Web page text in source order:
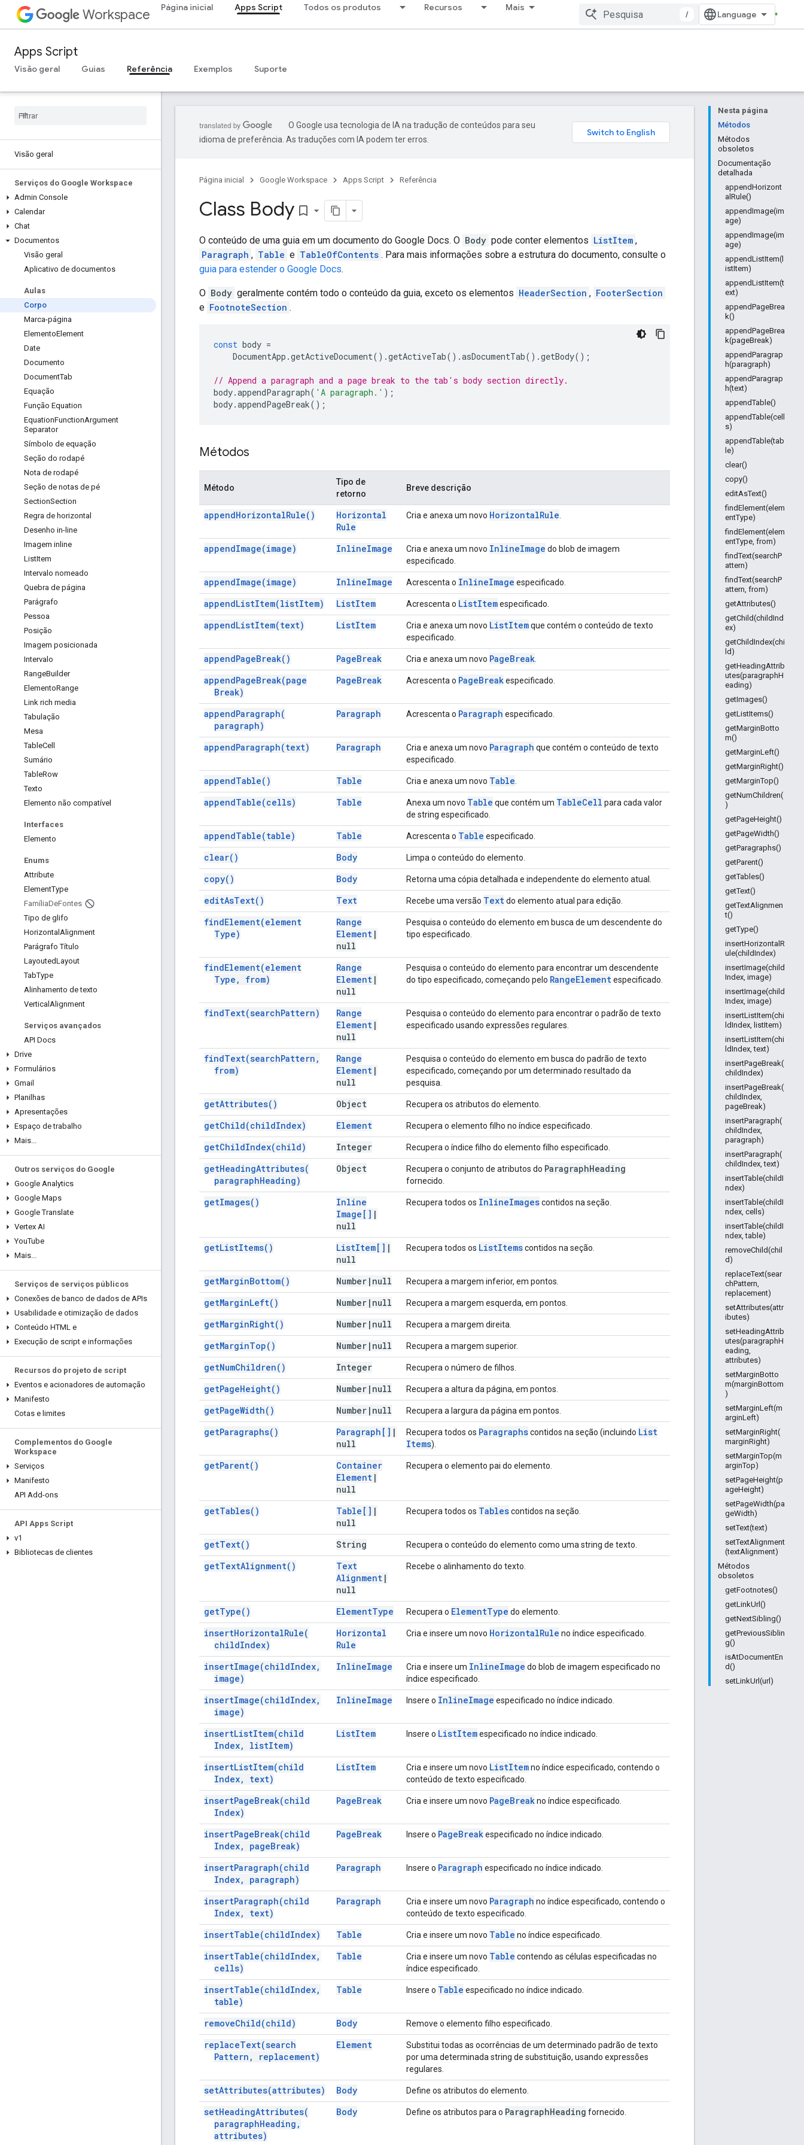
Workspace Página inicial Apps Script Todos os produtos Recursos Mais
/
Apps Script
Visão geral Guias Referência Exemplos Suporte
Visão geral
Serviços do Google Workspace
Admin Console
Calendar
Chat
Documentos
Visão geral
Aplicativo de documentos
Aulas
Corpo
Marca-página
ElementoElement
Date
Documento
DocumentTab
Equação
Função Equation
EquationFunctionArgument
Separator
Símbolo de equação
Seção do rodapé
Nota de rodapé
Seção de notas de pé
SectionSection
Regra de horizontal
Desenho in-line
Imagem inline
ListItem
Intervalo nomeado
Quebra de página
Parágrafo
Pessoa
Posição
Imagem posicionada
Intervalo
RangeBuilder
ElementoRange
Link rich media
Tabulação
Mesa
TableCell
Sumário
TableRow
Texto
Elemento não compatível
Interfaces
Elemento
Enums
Attribute
ElementType
FamíliaDeFontes
Tipo de glifo
Horizontal Alignment
Parágrafo Título
LayoutedLayout
TabType
Alinhamento de texto
Vertical Alignment
Serviços avançados
API Docs
Drive
Formulários
Gmail
Planilhas
Apresentações
Espaço de trabalho
Mais...
Outros serviços do Google
Google Analytics
Google Maps
Google Translate
Vertex AI
YouTube
Mais...
Serviços de serviços públicos
Conexões de banco de dados de APIs
Usabilidade e otimização de dados
Conteúdo HTML e
Execução de script e informações
Recursos do projeto de script
Eventos e acionadores de automação
Manifesto
Cotas e limites
Complementos do Google
Workspace
Serviços
Manifesto
API Add-ons
API Apps Script
v1
Bibliotecas de clientes
Nesta página
Métodos
Métodos
obsoletos
Documentação
detalhada
appendHorizont
alRule()
appendImage(im
age)
appendImage(im
age)
appendListItem(l
istItem)
appendListItem(t
ext)
appendPageBrea
k()
appendPageBrea
k(pageBreak)
appendParagrap
h(paragraph)
appendParagrap
h(text)
appendTable()
appendTable(cell
s)
appendTable(tab
le)
clear()
copy()
editAsText()
findElement(elem
entType)
findElement(elem
entType, from)
findText(searchP
attern)
findText(searchP
attern, from)
getAttributes()
getChild(childInd
ex)
getChildIndex(chi
ld)
getHeadingAttrib
utes(paragraphH
eading)
getImages()
getListItems()
getMarginBotto
m()
getMarginLeft()
getMarginRight()
getMarginTop()
getNumChildren(
)
getPageHeight()
getPageWidth()
getParagraphs()
getParent()
getTables()
getText()
getTextAlignmen
t()
getType()
insertHorizontalR
ule(childIndex)
insertImage(child
Index, image)
insertImage(child
Index, image)
insertListItem(chi
ldIndex, listItem)
insertListItem(chi
ldIndex, text)
insertPageBreak(
childIndex)
insertPageBreak(
childIndex,
pageBreak)
insertParagraph(
childIndex,
paragraph)
insertParagraph(
childIndex, text)
insertTable(childI
ndex)
insertTable(childI
ndex, cells)
insertTable(childI
ndex, table)
removeChild(chil
d)
replaceText(sear
chPattern,
replacement)
setAttributes(attr
ibutes)
setHeadingAttrib
utes(paragraphH
eading,
attributes)
setMarginBotto
m(marginBottom
)
setMarginLeft(m
arginLeft)
setMarginRight(
marginRight)
setMarginTop(m
arginTop)
setPageHeight(p
ageHeight)
setPageWidth(pa
geWidth)
setText(text)
setTextAlignment
(textAlignment)
Métodos
obsoletos
getFootnotes()
getLinkUrl()
getNextSibling()
getPreviousSiblin
g()
isAtDocumentEn
d()
setLinkUrl(url)
O Google usa tecnologia de IA na tradução de conteúdos para seu
idioma de preferência. As traduções com IA podem ter erros.
Página inicial Google Workspace Apps Script Referência
Class Body bookmark_border
O conteúdo de uma guia em um documento do Google Docs. O Body pode conter elementos ListItem ,
Paragraph , Table e TableOfContents . Para mais informações sobre a estrutura do documento, consulte o
guia para estender o Google Docs.
O Body geralmente contém todo o conteúdo da guia, exceto os elementos HeaderSection , FooterSection
e FootnoteSection .
const body =
DocumentApp .getActiveDocument().getActiveTab().asDocumentTab().getBody();
// Append a paragraph and a page break to the tab's body section directly.
body.appendParagraph( 'A paragraph.' );
body.appendPageBreak();
Métodos
Método
Tipo de
retorno
Breve descrição
appendHorizontalRule( )
Horizontal
Rule
Cria e anexa um novo HorizontalRule
appendImage(image) InlineImage Cria e anexa um novo InlineImage do blob de imagem
especificado.
appendImage(image) InlineImage Acrescenta o InlineImage especificado.
appendListItem(listItem) ListItem Acrescenta o ListItemespecificado.
appendListItem(text) ListItem Cria e anexa um novo ListItemque contém o conteúdo de texto
especificado.
appendPageBreak( ) PageBreak Cria e anexa um novo PageBreak
appendPageBreak(page
Break)
PageBreak Acrescenta o PageBreakespecificado.
appendParagraph(
paragraph)
Paragraph Acrescenta o Paragraph especificado.
appendParagraph(text) Paragraph Cria e anexa um novo Paragraph que contém o conteúdo de texto
especificado.
appendTable( ) Table Cria e anexa um novo Table
appendTable(cells) Table Anexa um novo Table que contém um TableCell para cada valor
de string especificado.
appendTable(table) Table Acrescenta o Table especificado.
clear( ) Body Limpa o conteúdo do elemento.
copy( ) Body Retorna uma cópia detalhada e independente do elemento atual.
editAsText( ) Text Recebe uma versão Textdo elemento atual para edição.
findElement(element
Type)
Range
Element |
null
Pesquisa o conteúdo do elemento em busca de um descendente do
tipo especificado.
findElement(element
Type , from)
Range
Element |
null
Pesquisa o conteúdo do elemento para encontrar um descendente
do tipo especificado, começando pelo RangeElementespecificado.
findText(searchPattern)
Range
Element |
null
Pesquisa o conteúdo do elemento para encontrar o padrão de texto
especificado usando expressões regulares.
findText(searchPattern ,
from)
Range
Element |
null
Pesquisa o conteúdo do elemento em busca do padrão de texto
especificado, começando por um determinado resultado da
pesquisa.
getAttributes( ) Object Recupera os atributos do elemento.
getChild(childIndex) Element Recupera o elemento filho no índice especificado.
getChildIndex(child) Integer Recupera o índice filho do elemento filho especificado.
getHeadingAttributes(
paragraphHeading)
Object Recupera o conjunto de atributos do ParagraphHeading
fornecido.
getImages( )
Inline
Image[] |
null
Recupera todos os InlineImagescontidos na seção.
getListItems( ) ListItem[] |
null
Recupera todos os ListItemscontidos na seção.
getMarginBottom( ) Number | null Recupera a margem inferior, em pontos.
getMarginLeft( ) Number | null Recupera a margem esquerda, em pontos.
getMarginRight( ) Number | null Recupera a margem direita.
getMarginTop( ) Number | null Recupera a margem superior.
getNumChildren( ) Integer Recupera o número de filhos.
getPageHeight( ) Number | null Recupera a altura da página, em pontos.
getPageWidth( ) Number | null Recupera a largura da página em pontos.
getParagraphs( ) Paragraph[] |
null
Recupera todos os Paragraphscontidos na seção (incluindo List
Items).
getParent( )
Container
Element |
null
Recupera o elemento pai do elemento.
getTables( ) Table[] |
null
Recupera todos os Tablescontidos na seção.
getText( ) String Recupera o conteúdo do elemento como uma string de texto.
getTextAlignment( )
Text
Alignment |
null
Recebe o alinhamento do texto.
getType( ) ElementType Recupera o ElementType do elemento.
insertHorizontalRule(
childIndex)
Horizontal
Rule
Cria e insere um novo HorizontalRule no índice especificado.
insertImage(childIndex,
image)
InlineImage Cria e insere um InlineImage do blob de imagem especificado no
índice especificado.
insertImage(childIndex,
image)
InlineImage Insere o InlineImage especificado no índice indicado.
insertListItem(child
Index, listItem)
ListItem Insere o ListItemespecificado no índice indicado.
insertListItem(child
Index, text)
ListItem Cria e insere um novo ListItemno índice especificado, contendo o
conteúdo de texto especificado.
insertPageBreak(child
Index)
PageBreak Cria e insere um novo PageBreakno índice especificado.
insertPageBreak(child
Index, pageBreak)
PageBreak Insere o PageBreakespecificado no índice indicado.
insertParagraph(child
Index, paragraph)
Paragraph Insere o Paragraph especificado no índice indicado.
insertParagraph(child
Index, text)
Paragraph Cria e insere um novo Paragraph no índice especificado, contendo o
conteúdo de texto especificado.
insertTable(childIndex) Table Cria e insere um novo Table no índice especificado.
insertTable(childIndex,
cells)
Table Cria e insere um novo Table contendo as células especificadas no
índice especificado.
insertTable(childIndex,
table)
Table Insere o Table especificado no índice indicado.
removeChild(child) Body Remove o elemento filho especificado.
replaceText(search
Pattern , replacement)
Element
Substitui todas as ocorrências de um determinado padrão de texto
por uma determinada string de substituição, usando expressões
regulares.
setAttributes(attributes) Body Define os atributos do elemento.
setHeadingAttributes(
paragraphHeading ,
attributes)
Body Define os atributos para o ParagraphHeading fornecido.